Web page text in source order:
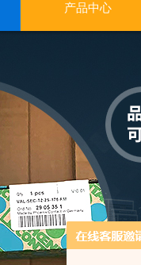
产品中心